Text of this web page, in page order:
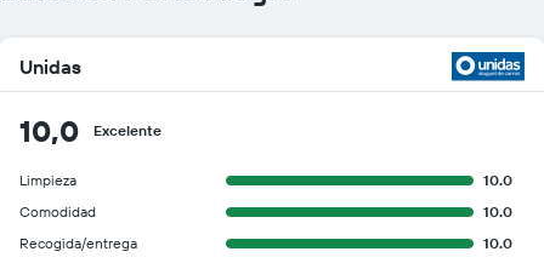
Unidas
10,0 Excelente
Limpieza
10.0
Comodidad
10.0
Recogida/entrega
10.0